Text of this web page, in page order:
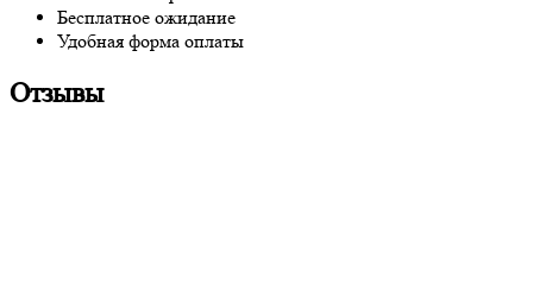
Бесплатное ожидание
Удобная форма оплаты
Отзывы